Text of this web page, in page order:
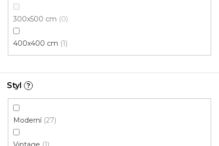
300x500 cm 0
400x400 cm 1
Styl ?
Moderní 27
Skladem externě, odesíláme do 3 - 8 dní
od